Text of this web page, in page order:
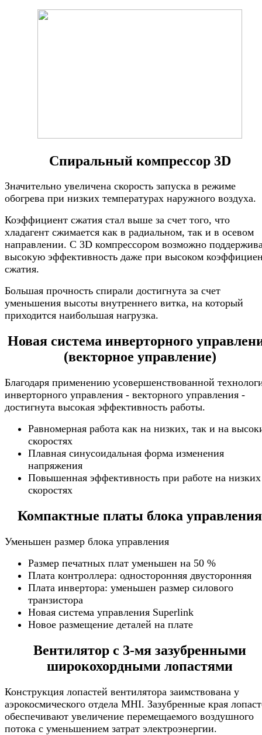
Спиральный компрессор 3D
Значительно увеличена скорость запуска в режиме
обогрева при низких температурах наружного воздуха.
Коэффициент сжатия стал выше за счет того, что
хладагент сжимается как в радиальном, так и в осевом
направлении. С 3D компрессором возможно
высокую эффективность даже при высоком
сжатия.
Большая прочность спирали достигнута за счет
уменьшения высоты внутреннего витка, на который
приходится наибольшая нагрузка.
Новая система инверторного
(векторное управление)
Благодаря применению усовершенствованной
инверторного управления - векторного управления -
достигнута высокая эффективность работы.
Равномерная работа как на низких, так и на
скоростях
Плавная синусоидальная форма изменения
напряжения
Повышенная эффективность при работе на низких
скоростях
Компактные платы блока управления
Уменьшен размер блока управления
Размер печатных плат уменьшен на 50 %
Плата контроллера: односторонняя двусторонняя
Плата инвертора: уменьшен размер силового
транзистора
Новая система управления Superlink
Новое размещение деталей на плате
Вентилятор с 3-мя зазубренными
широкохордными лопастями
Конструкция лопастей вентилятора заимствована у
аэрокосмического отдела MHI. Зазубренные края
обеспечивают увеличение перемещаемого воздушного
потока с уменьшением затрат электроэнергии.